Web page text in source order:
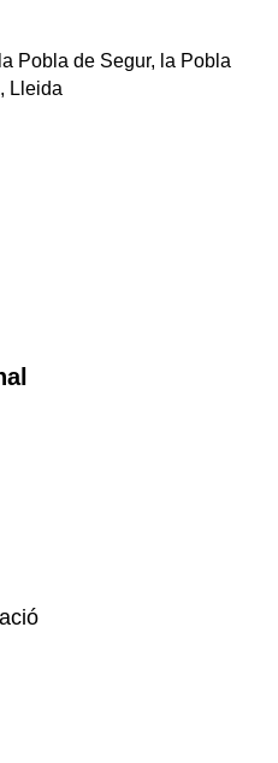
Pobla de Segur, la Pobla
Lleida